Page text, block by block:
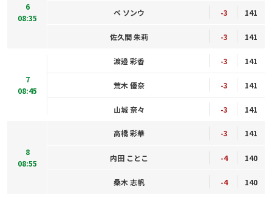
6
08:35
ペ ソンウ -3 141
佐久間 朱莉 -3 141
7
08:45
渡邉 彩香 -3 141
荒木 優奈 -3 141
山城 奈々 -3 141
8
08:55
高橋 彩華 -3 141
内田 ことこ -4 140
桑木 志帆 -4 140